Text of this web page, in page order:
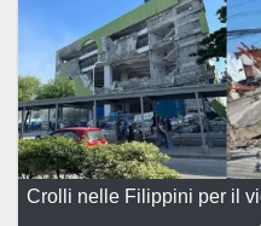
Crolli nelle Filippini per il